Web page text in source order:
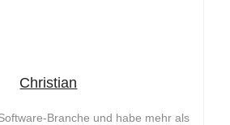
Christian
Branche und habe mehr als